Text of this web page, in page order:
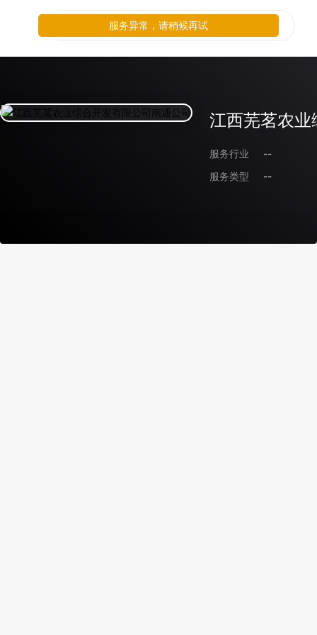
江西芜茗农业
服务行业
--
服务类型
--
服务异常，请稍候再试